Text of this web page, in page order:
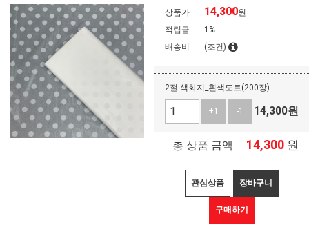
상품가 14,300원
적립금
1%
배송비
(조건)
2절 색화지_흰색도트(200장)
+1 -1 14,300원
총 상품 금액 14,300 원
관심상품 장바구니
구매하기